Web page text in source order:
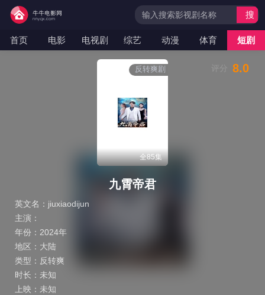
首页 电影 电视剧 综艺 动漫 体育 短剧
搜
索
反转爽剧
全85集
九霄帝君
英文名： jiuxiaodijun
主演：
年份： 2024年
地区： 大陆
类型： 反转爽
时长： 未知
上映： 未知
评分 8.0